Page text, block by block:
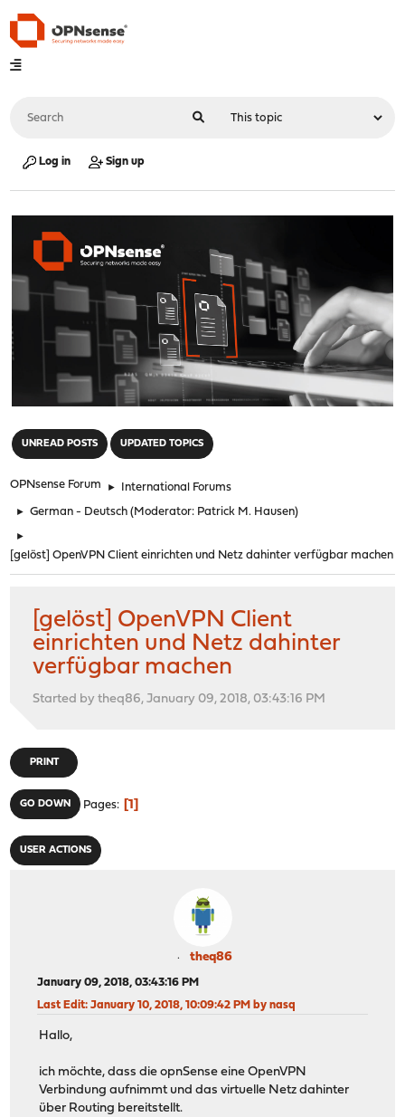
Log in Sign up
UNREAD POSTS UPDATED TOPICS
OPNsense Forum ► International Forums
► German - Deutsch (Moderator: Patrick M. Hausen)
►
[gelöst] OpenVPN Client einrichten und Netz dahinter verfügbar machen
[gelöst] OpenVPN Client
einrichten und Netz dahinter
verfügbar machen
Started by theq86, January 09, 2018, 03:43:16 PM
PRINT
GO DOWN Pages 1
USER ACTIONS
theq86
January 09, 2018, 03:43:16 PM
Last Edit: January 10, 2018, 10:09:42 PM by nasq
Hallo,
ich möchte, dass die opnSense eine OpenVPN
Verbindung aufnimmt und das virtuelle Netz dahinter
über Routing bereitstellt.